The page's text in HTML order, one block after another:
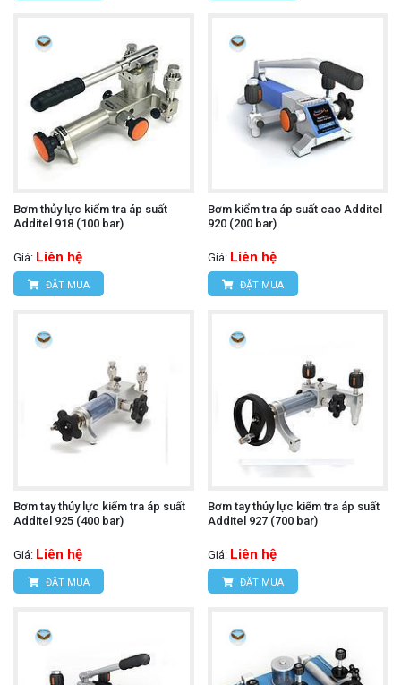
Bơm thủy lực kiểm tra áp suất
Additel 918 (100 bar)
Giá: Liên hệ
ĐẶT MUA
Bơm kiểm tra áp suất cao Additel
920 (200 bar)
Giá: Liên hệ
ĐẶT MUA
Bơm tay thủy lực kiểm tra áp suất
Additel 925 (400 bar)
Giá: Liên hệ
ĐẶT MUA
Bơm tay thủy lực kiểm tra áp suất
Additel 927 (700 bar)
Giá: Liên hệ
ĐẶT MUA